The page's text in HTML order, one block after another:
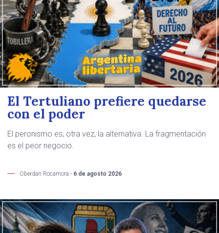
El Tertuliano prefiere quedarse
con el poder
El peronismo es, otra vez, la alternativa. La fragmentación
es el peor negocio.
Oberdan Rocamora - 6 de agosto 2026